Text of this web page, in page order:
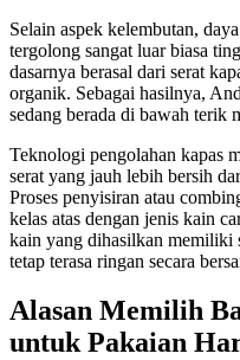
Selain aspek kelembutan,
tergolong sangat luar biasa
dasarnya berasal dari serat
organik. Sebagai hasilnya,
sedang berada di bawah terik
Teknologi pengolahan kapas
serat yang jauh lebih bersih
Proses penyisiran atau
kelas atas dengan jenis kain
kain yang dihasilkan memiliki
tetap terasa ringan secara
Alasan Memilih
untuk Pakaian